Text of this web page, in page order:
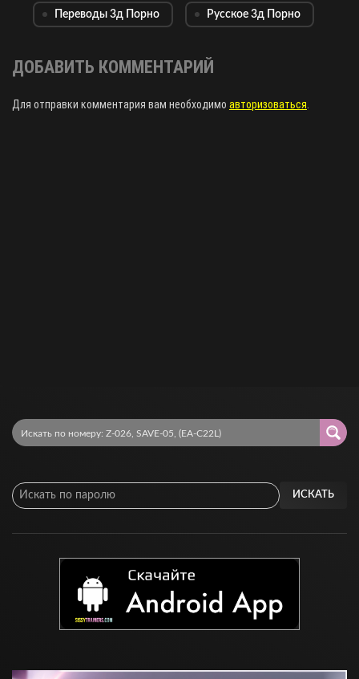
Переводы 3д Порно Русское 3д Порно
ДОБАВИТЬ КОММЕНТАРИЙ
Для отправки комментария вам необходимо авторизоваться
ИСКАТЬ